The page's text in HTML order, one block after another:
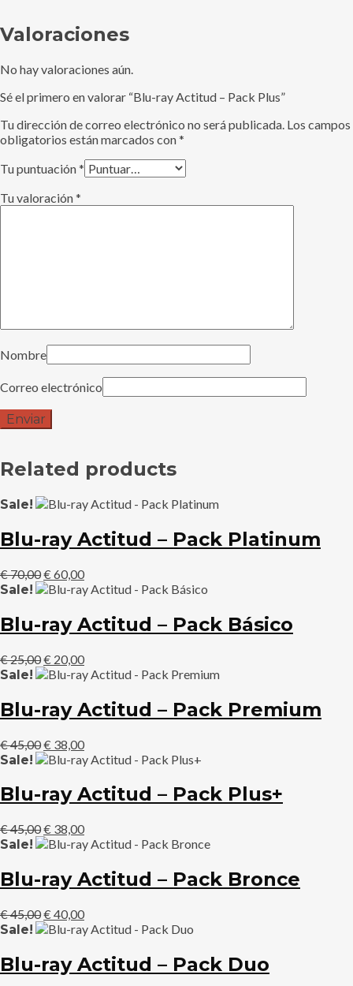
Valoraciones
No hay valoraciones aún.
Sé el primero en valorar “Blu-ray Actitud – Pack Plus”
Tu dirección de correo electrónico no será publicada. Los campos
obligatorios están marcados con*
Tu puntuación*
Tu valoración*
Nombre
Correo electrónico
Related products
Sale!
Blu-ray Actitud – Pack Platinum
€70,00El
precio
era:
€ 70,00.
€60,00El
precio
es:
€ 60,00.
Sale!
Blu-ray Actitud – Pack Básico
€25,00El
precio
era:
€ 25,00.
€ 20,00El
precio
es:
€ 20,00.
Sale!
Blu-ray Actitud – Pack Premium
€45,00El
precio
era:
€ 45,00.
€ 38,00El
precio
es:
€ 38,00.
Sale!
Blu-ray Actitud – Pack Plus+
€45,00El
precio
era:
€ 45,00.
€ 38,00El
precio
es:
€ 38,00.
Sale!
Blu-ray Actitud – Pack Bronce
€45,00El
precio
era:
€ 45,00.
€40,00El
precio
es:
€ 40,00.
Sale!
Blu-ray Actitud – Pack Duo